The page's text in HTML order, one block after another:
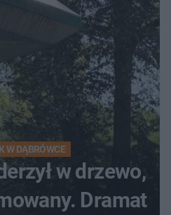
W DĄBRÓWCE
w drzewo,
Dramat